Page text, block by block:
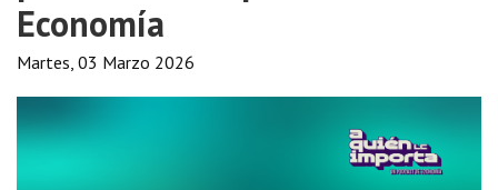
Economía
Martes, 03 Marzo 2026